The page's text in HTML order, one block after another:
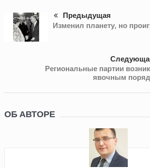
Предыдущая
Изменил планету, но
Региональные партии
явочным
ОБ АВТОРЕ